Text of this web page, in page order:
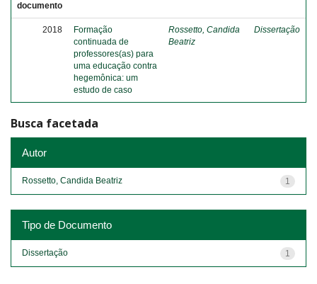
documento
2018
Formação
continuada de
professores(as) para
uma educação contra
hegemônica: um
estudo de caso
Rossetto, Candida
Beatriz
Dissertação
Busca facetada
Autor
1
Rossetto, Candida Beatriz
Tipo de Documento
1
Dissertação